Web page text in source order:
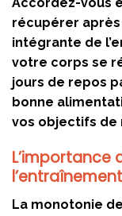
Accordez-vous
récupérer
intégrante de
votre corps se
jours de repos
bonne
vos objectifs de
L’importance
l’entraînement
La monotonie